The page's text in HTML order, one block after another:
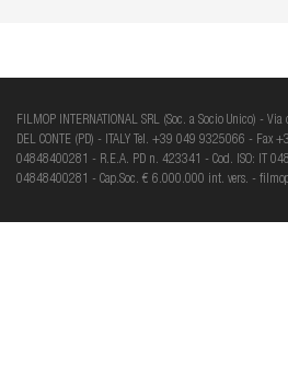
FILMOP INTERNATIONAL SRL (Soc. a Socio Unico) -
DEL CONTE (PD) - ITALY Tel. +39 049 9325066 - Fax
04848400281 - R.E.A. PD n. 423341 - Cod. ISO: IT
04848400281 - Cap.Soc. € 6.000.000 int. vers. -